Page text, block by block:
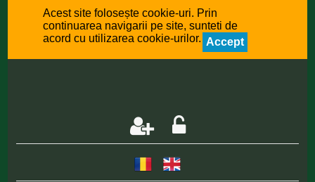
Acest site folosește cookie-uri. Prin
continuarea navigarii pe site, sunteti de
acord cu utilizarea cookie-urilor. Accept